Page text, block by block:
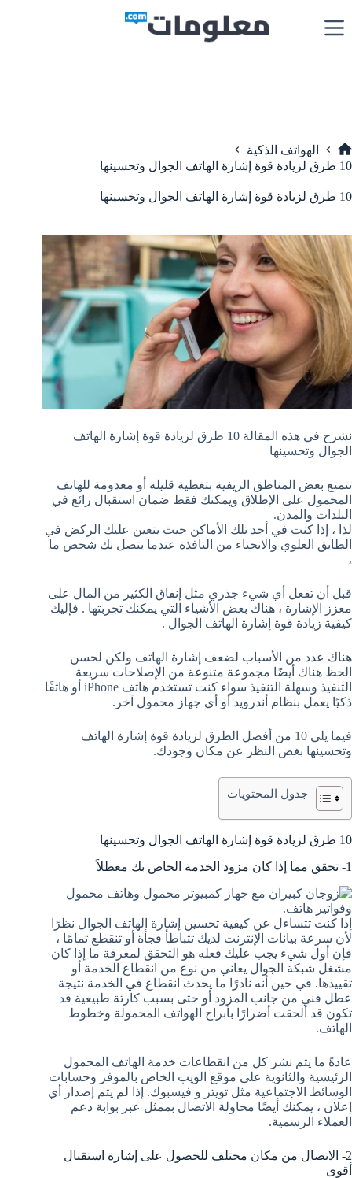
إلى
المحتوى
الرئيسية
الهواتف الذكية
10 طرق لزيادة قوة إشارة الهاتف الجوال وتحسينها
10 طرق لزيادة قوة إشارة الهاتف الجوال وتحسينها
نشرح في هذه المقالة 10 طرق لزيادة قوة إشارة الهاتف
الجوال وتحسينها
تتمتع بعض المناطق الريفية بتغطية قليلة أو معدومة للهاتف
المحمول على الإطلاق ويمكنك فقط ضمان استقبال رائع في
البلدات والمدن.
لذا ، إذا كنت في أحد تلك الأماكن حيث يتعين عليك الركض في
الطابق العلوي والانحناء من النافذة عندما يتصل بك شخص ما
،
قبل أن تفعل أي شيء جذري مثل إنفاق الكثير من المال على
معزز الإشارة ، هناك بعض الأشياء التي يمكنك تجربتها . فإليك
كيفية زيادة قوة إشارة الهاتف الجوال .
هناك عدد من الأسباب لضعف إشارة الهاتف ولكن لحسن
الحظ هناك أيضًا مجموعة متنوعة من الإصلاحات سريعة
التنفيذ وسهلة التنفيذ سواء كنت تستخدم هاتف iPhone أو هاتفًا
ذكيًا يعمل بنظام أندرويد أو أي جهاز محمول آخر.
فيما يلي 10 من أفضل الطرق لزيادة قوة إشارة الهاتف
وتحسينها بغض النظر عن مكان وجودك.
جدول المحتويات
10 طرق لزيادة قوة إشارة الهاتف الجوال وتحسينها
1- تحقق مما إذا كان مزود الخدمة الخاص بك معطلاً
إذا كنت تتساءل عن كيفية تحسين إشارة الهاتف الجوال نظرًا
لأن سرعة بيانات الإنترنت لديك تتباطأ فجأة أو تنقطع تمامًا ،
فإن أول شيء يجب عليك فعله هو التحقق لمعرفة ما إذا كان
مشغل شبكة الجوال يعاني من نوع من انقطاع الخدمة أو
تقييدها. في حين أنه نادرًا ما يحدث انقطاع في الخدمة نتيجة
عطل فني من جانب المزود أو حتى بسبب كارثة طبيعية قد
تكون قد ألحقت أضرارًا بأبراج الهواتف المحمولة وخطوط
الهاتف.
عادةً ما يتم نشر كل من انقطاعات خدمة الهاتف المحمول
الرئيسية والثانوية على موقع الويب الخاص بالموفر وحسابات
الوسائط الاجتماعية مثل تويتر و فيسبوك. إذا لم يتم إصدار أي
إعلان ، يمكنك أيضًا محاولة الاتصال بممثل عبر بوابة دعم
العملاء الرسمية.
2- الاتصال من مكان مختلف للحصول على إشارة استقبال
أقوى